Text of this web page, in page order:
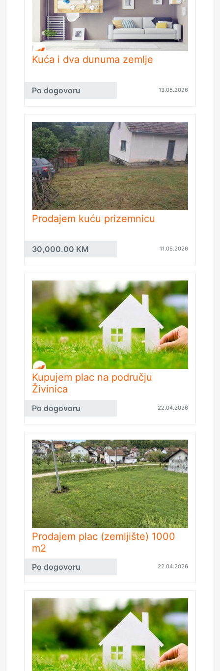
Kuća i dva dunuma zemlje
Po dogovoru 13.05.2026
Prodajem kuću prizemnicu
30,000.00 KM 11.05.2026
Kupujem plac na području
Živinica
Po dogovoru 22.04.2026
Prodajem plac (zemljište) 1000
m2
Po dogovoru 22.04.2026